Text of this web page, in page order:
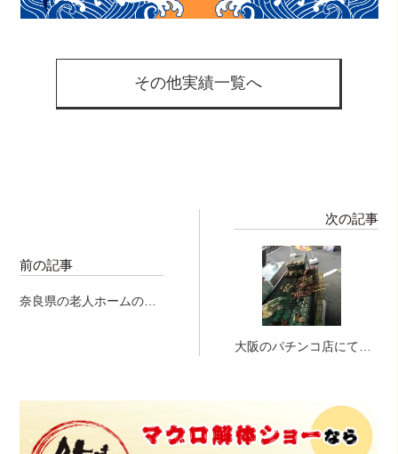
その他実績一覧へ
前の記事
奈良県の老人ホームの夏
次の記事
大阪のパチンコ店にて、